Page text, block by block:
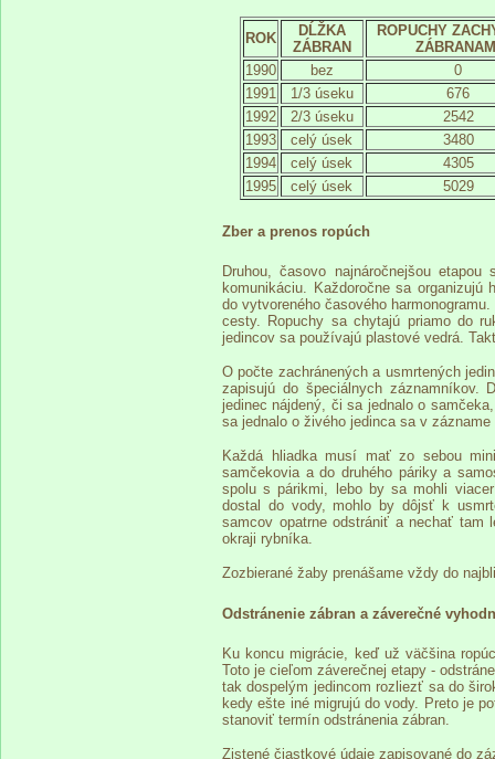
ROK
DĹŽKA
ZÁBRAN
ROPUCHY
1990
bez
0
1991
1/3 úseku
676
1992
2/3 úseku
2542
1993
celý úsek
3480
1994
celý úsek
4305
1995
celý úsek 5029
Zber a prenos ropúch
Druhou, časovo najnáročnejšou
komunikáciu. Každoročne sa
do vytvoreného časového
cesty. Ropuchy sa chytajú priamo do
jedincov sa používajú plastové vedrá.
O počte zachránených a usmrtených
zapisujú do špeciálnych záznamníkov.
jedinec nájdený, či sa jednalo o
sa jednalo o živého jedinca sa v
Každá hliadka musí mať zo sebou
samčekovia a do druhého páriky a
spolu s párikmi, lebo by sa mohli
dostal do vody, mohlo by dôjsť k
samcov opatrne odstrániť a nechať tam
okraji rybníka.
Zozbierané žaby prenášame vždy do
Odstránenie zábran a záverečné
Ku koncu migrácie, keď už väčšina
Toto je cieľom záverečnej etapy -
tak dospelým jedincom rozliezť sa do
kedy ešte iné migrujú do vody. Preto je
stanoviť termín odstránenia zábran.
Zistené čiastkové údaje zapisované do